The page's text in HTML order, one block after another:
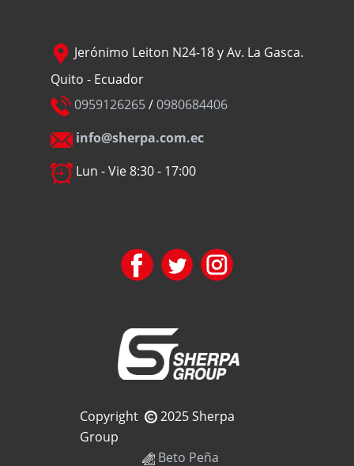
Jerónimo Leiton N24-18 y Av. La Gasca.
Quito - Ecuador
0959126265/0980684406
info@sherpa.com.ec
Lun - Vie 8:30 - 17:00
Copyright
2025 Sherpa
Group
Beto Peña